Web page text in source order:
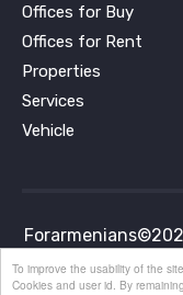
Offices for Buy
Offices for Rent
Properties
Services
Vehicle
To improve the usability of the
Cookies and user id. By